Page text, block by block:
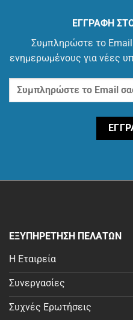
ΕΓΓΡΑΦΗ ΣΤΟ
Συμπληρώστε το
ενημερωμένους για νέες
ΕΞΥΠΗΡΕΤΗΣΗ ΠΕΛΑΤΩΝ
Η Εταιρεία
Συνεργασίες
Συχνές Ερωτήσεις